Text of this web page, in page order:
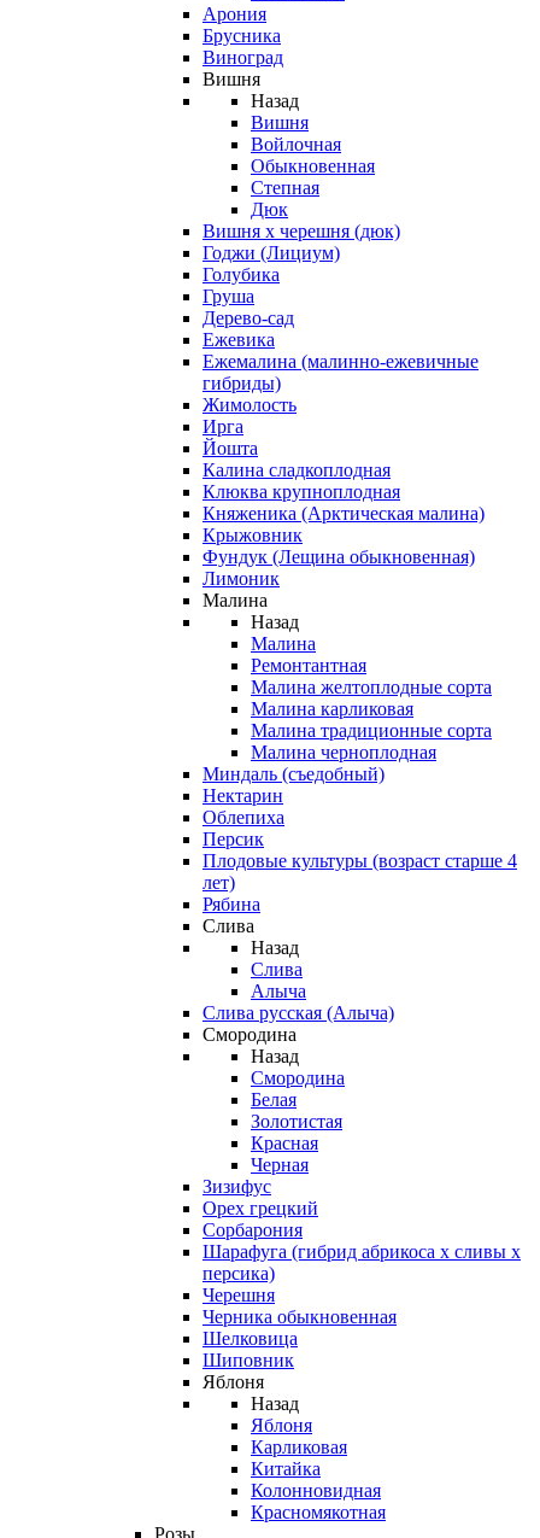
Арония
Брусника
Виноград
Вишня
Назад
Вишня
Войлочная
Обыкновенная
Степная
Дюк
Вишня х черешня (дюк)
Годжи (Лициум)
Голубика
Груша
Дерево-сад
Ежевика
Ежемалина (малинно-ежевичные
гибриды)
Жимолость
Ирга
Йошта
Калина сладкоплодная
Клюква крупноплодная
Княженика (Арктическая малина)
Крыжовник
Фундук (Лещина обыкновенная)
Лимоник
Малина
Назад
Малина
Ремонтантная
Малина желтоплодные сорта
Малина карликовая
Малина традиционные сорта
Малина черноплодная
Миндаль (съедобный)
Нектарин
Облепиха
Персик
Плодовые культуры (возраст старше 4
лет)
Рябина
Слива
Назад
Слива
Алыча
Слива русская (Алыча)
Смородина
Назад
Смородина
Белая
Золотистая
Красная
Черная
Зизифус
Орех грецкий
Сорбарония
Шарафуга (гибрид абрикоса х сливы х
персика)
Черешня
Черника обыкновенная
Шелковица
Шиповник
Яблоня
Назад
Яблоня
Карликовая
Китайка
Колонновидная
Красномякотная
Розы